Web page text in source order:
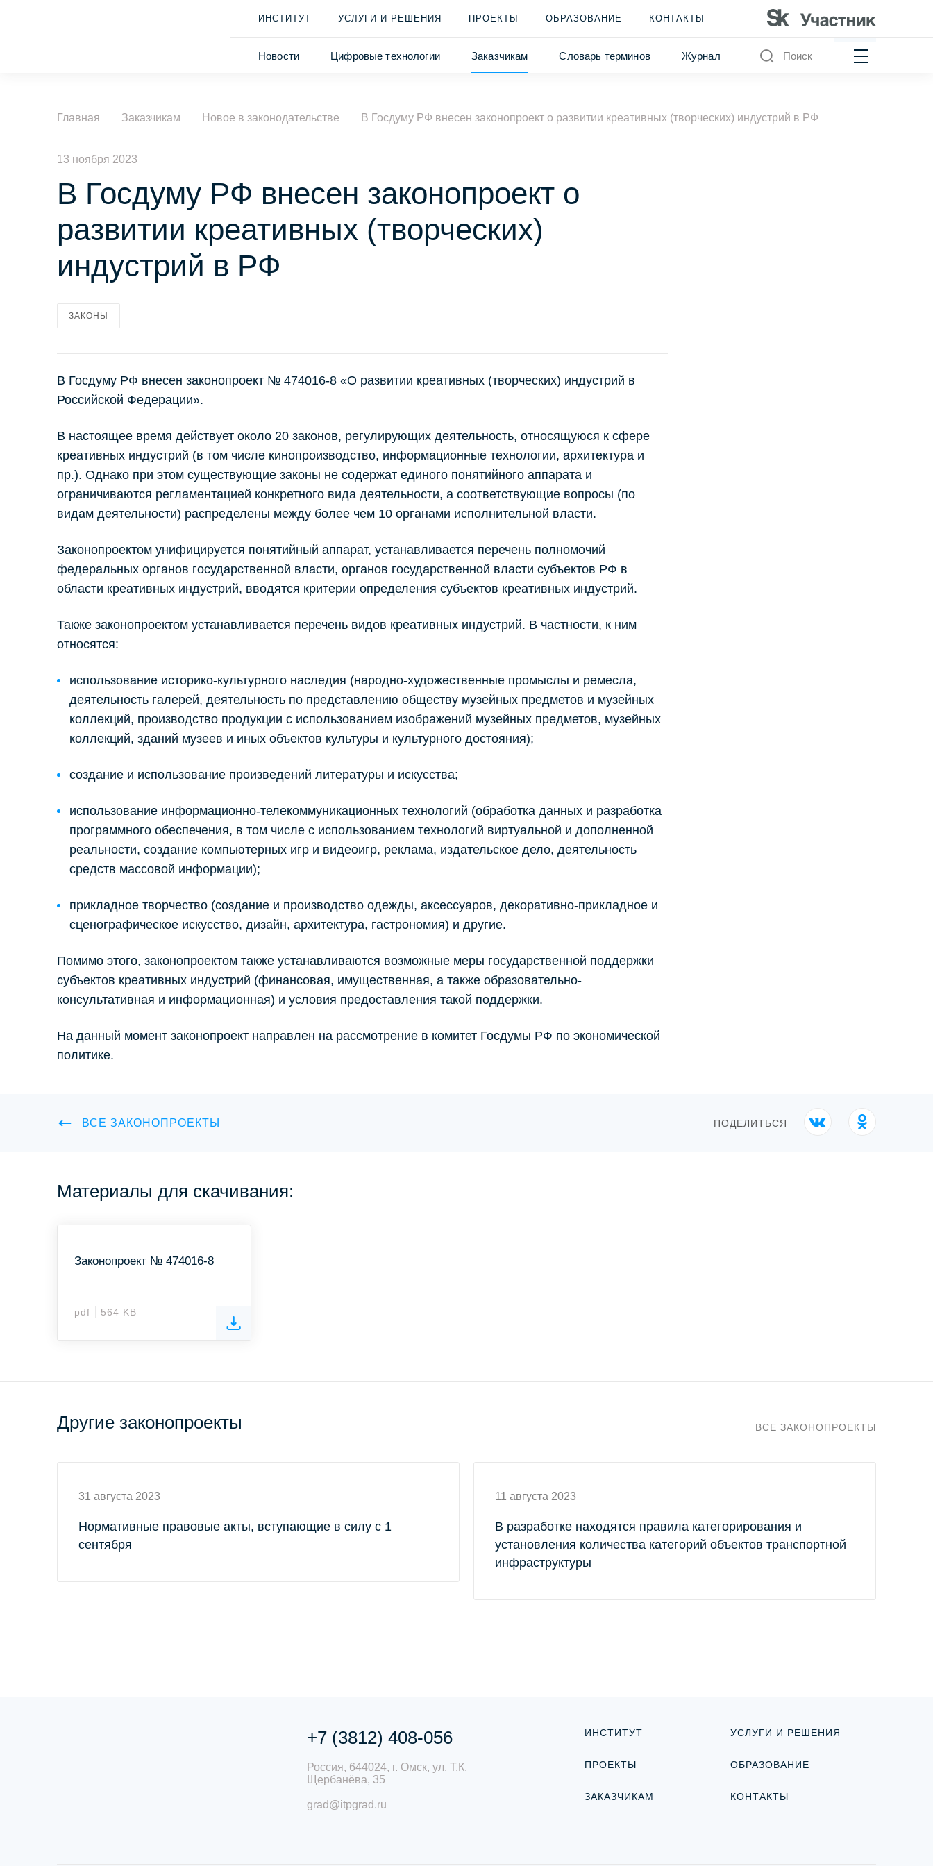
ИНСТИТУТ УСЛУГИ И РЕШЕНИЯ ПРОЕКТЫ ОБРАЗОВАНИЕ КОНТАКТЫ
Новости Цифровые технологии Заказчикам Словарь терминов Журнал Поиск
Главная Заказчикам Новое в законодательстве В Госдуму РФ внесен законопроект о развитии креативных (творческих) индустрий в РФ
13 ноября 2023
В Госдуму РФ внесен законопроект о
развитии креативных (творческих)
индустрий в РФ
ЗАКОНЫ
В Госдуму РФ внесен законопроект № 474016-8 «О развитии креативных (творческих) индустрий в
Российской Федерации».
В настоящее время действует около 20 законов, регулирующих деятельность, относящуюся к сфере
креативных индустрий (в том числе кинопроизводство, информационные технологии, архитектура и
пр.). Однако при этом существующие законы не содержат единого понятийного аппарата и
ограничиваются регламентацией конкретного вида деятельности, а соответствующие вопросы (по
видам деятельности) распределены между более чем 10 органами исполнительной власти.
Законопроектом унифицируется понятийный аппарат, устанавливается перечень полномочий
федеральных органов государственной власти, органов государственной власти субъектов РФ в
области креативных индустрий, вводятся критерии определения субъектов креативных индустрий.
Также законопроектом устанавливается перечень видов креативных индустрий. В частности, к ним
относятся:
использование историко-культурного наследия (народно-художественные промыслы и ремесла,
деятельность галерей, деятельность по представлению обществу музейных предметов и музейных
коллекций, производство продукции с использованием изображений музейных предметов, музейных
коллекций, зданий музеев и иных объектов культуры и культурного достояния);
создание и использование произведений литературы и искусства;
использование информационно-телекоммуникационных технологий (обработка данных и разработка
программного обеспечения, в том числе с использованием технологий виртуальной и дополненной
реальности, создание компьютерных игр и видеоигр, реклама, издательское дело, деятельность
средств массовой информации);
прикладное творчество (создание и производство одежды, аксессуаров, декоративно-прикладное и
сценографическое искусство, дизайн, архитектура, гастрономия) и другие.
Помимо этого, законопроектом также устанавливаются возможные меры государственной поддержки
субъектов креативных индустрий (финансовая, имущественная, а также образовательно-
консультативная и информационная) и условия предоставления такой поддержки.
На данный момент законопроект направлен на рассмотрение в комитет Госдумы РФ по экономической
политике.
ВСЕ ЗАКОНОПРОЕКТЫ ПОДЕЛИТЬСЯ
Материалы для скачивания:
Законопроект № 474016-8
pdf 564 KB
Другие законопроекты ВСЕ ЗАКОНОПРОЕКТЫ
31 августа 2023
Нормативные правовые акты, вступающие в силу с 1
сентября
11 августа 2023
В разработке находятся правила категорирования и
установления количества категорий объектов транспортной
инфраструктуры
+7 (3812) 408-056
Россия, 644024, г. Омск, ул. Т.К.
Щербанёва, 35
grad@itpgrad.ru
ИНСТИТУТ
ПРОЕКТЫ
ЗАКАЗЧИКАМ
УСЛУГИ И РЕШЕНИЯ
ОБРАЗОВАНИЕ
КОНТАКТЫ